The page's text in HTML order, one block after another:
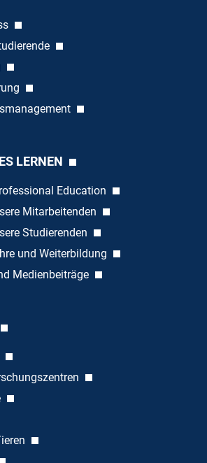
LERNEN
Education
Mitarbeitenden
Studierenden
und Weiterbildung
Medienbeiträge